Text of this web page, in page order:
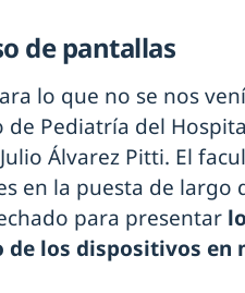
de pantallas
lo que no se nos
Pediatría del
Álvarez Pitti. El
en la puesta de largo
para presentar
los dispositivos en